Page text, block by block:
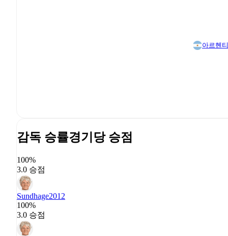
아르헨
감독 승률경기당 승점
100%
3.0 승점
Sundhage2012
100%
3.0 승점